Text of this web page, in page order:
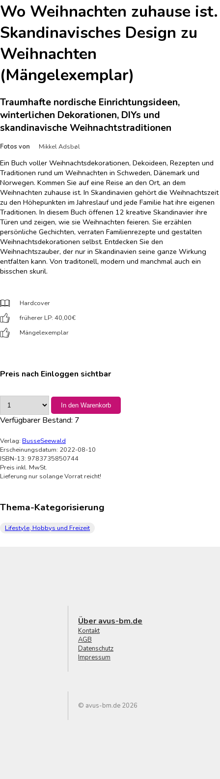
Wo Weihnachten zuhause ist.
Skandinavisches Design zu
Weihnachten
(Mängelexemplar)
Traumhafte nordische Einrichtungsideen,
winterlichen Dekorationen, DIYs und
skandinavische Weihnachtstraditionen
Fotos von Mikkel Adsbøl
Ein Buch voller Weihnachtsdekorationen, Dekoideen, Rezepten und
Traditionen rund um Weihnachten in Schweden, Dänemark und
Norwegen. Kommen Sie auf eine Reise an den Ort, an dem
Weihnachten zuhause ist. In Skandinavien gehört die Weihnachtszeit
zu den Höhepunkten im Jahreslauf und jede Familie hat ihre eigenen
Traditionen. In diesem Buch öffenen 12 kreative Skandinavier ihre
Türen und zeigen, wie sie Weihnachten feieren. Sie erzählen
persönliche Gechichten, verraten Familienrezepte und gestalten
Weihnachtsdekorationen selbst. Entdecken Sie den
Weihnachtszauber, der nur in Skandinavien seine ganze Wirkung
entfalten kann. Von traditonell, modern und manchmal auch ein
bisschen skuril.
Hardcover
früherer LP: 40,00€
Mängelexemplar
Preis nach Einloggen sichtbar
In den Warenkorb
Verfügbarer Bestand: 7
Verlag: BusseSeewald
Erscheinungsdatum: 2022-08-10
ISBN-13: 9783735850744
Preis inkl. MwSt.
Lieferung nur solange Vorrat reicht!
Thema-Kategorisierung
Lifestyle, Hobbys und Freizeit
Über avus-bm.de
Kontakt
AGB
Datenschutz
Impressum
© avus-bm.de 2026